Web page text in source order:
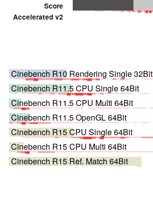
Score
Accelerated v2
Cinebench R10 Rendering Single 32Bit
Cinebench R11.5 CPU Single 64Bit
Cinebench R11.5 CPU Multi 64Bit
Cinebench R11.5 OpenGL 64Bit
Cinebench R15 CPU Single 64Bit
Cinebench R15 CPU Multi 64Bit
Cinebench R15 Ref. Match 64Bit